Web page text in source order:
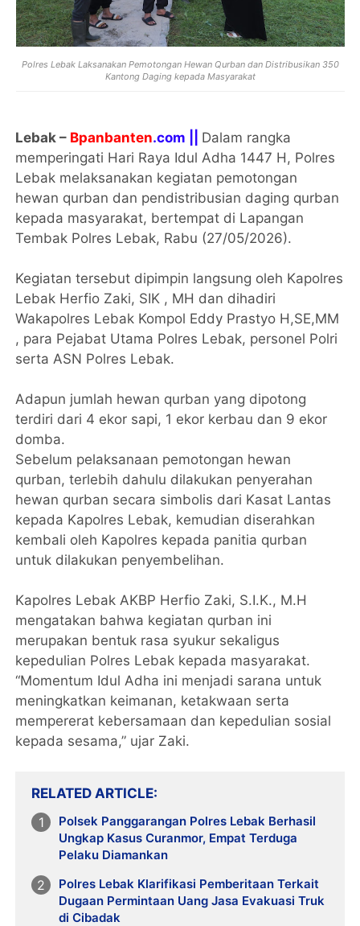
Polres Lebak Laksanakan Pemotongan Hewan Qurban dan Distribusikan 350
Kantong Daging kepada Masyarakat
Lebak – Bpanbanten.com || Dalam rangka
memperingati Hari Raya Idul Adha 1447 H, Polres
Lebak melaksanakan kegiatan pemotongan
hewan qurban dan pendistribusian daging qurban
kepada masyarakat, bertempat di Lapangan
Tembak Polres Lebak, Rabu (27/05/2026).
Kegiatan tersebut dipimpin langsung oleh Kapolres
Lebak Herfio Zaki, SIK , MH dan dihadiri
Wakapolres Lebak Kompol Eddy Prastyo H,SE,MM
, para Pejabat Utama Polres Lebak, personel Polri
serta ASN Polres Lebak.
Adapun jumlah hewan qurban yang dipotong
terdiri dari 4 ekor sapi, 1 ekor kerbau dan 9 ekor
domba.
Sebelum pelaksanaan pemotongan hewan
qurban, terlebih dahulu dilakukan penyerahan
hewan qurban secara simbolis dari Kasat Lantas
kepada Kapolres Lebak, kemudian diserahkan
kembali oleh Kapolres kepada panitia qurban
untuk dilakukan penyembelihan.
Kapolres Lebak AKBP Herfio Zaki, S.I.K., M.H
mengatakan bahwa kegiatan qurban ini
merupakan bentuk rasa syukur sekaligus
kepedulian Polres Lebak kepada masyarakat.
“Momentum Idul Adha ini menjadi sarana untuk
meningkatkan keimanan, ketakwaan serta
mempererat kebersamaan dan kepedulian sosial
kepada sesama,” ujar Zaki.
RELATED ARTICLE
Polsek Panggarangan Polres Lebak Berhasil
Ungkap Kasus Curanmor, Empat Terduga
Pelaku Diamankan
Polres Lebak Klarifikasi Pemberitaan Terkait
Dugaan Permintaan Uang Jasa Evakuasi Truk
di Cibadak